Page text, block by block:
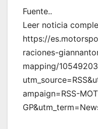
Fuente..
Leer noticia
https://
raciones-
mapping/
ampaign=RSS-